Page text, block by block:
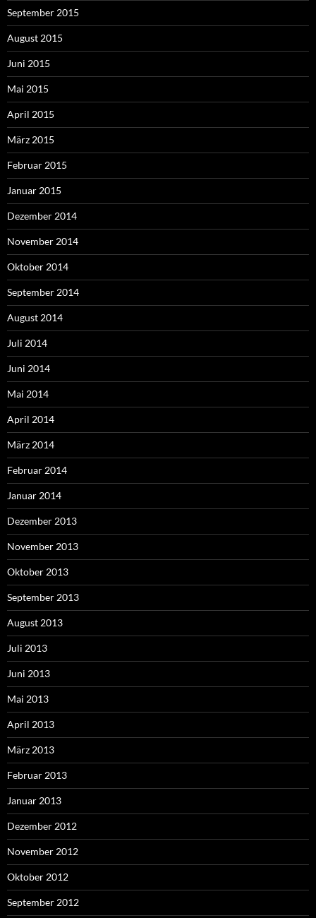
September 2015
August 2015
Juni 2015
Mai 2015
April 2015
März 2015
Februar 2015
Januar 2015
Dezember 2014
November 2014
Oktober 2014
September 2014
August 2014
Juli 2014
Juni 2014
Mai 2014
April 2014
März 2014
Februar 2014
Januar 2014
Dezember 2013
November 2013
Oktober 2013
September 2013
August 2013
Juli 2013
Juni 2013
Mai 2013
April 2013
März 2013
Februar 2013
Januar 2013
Dezember 2012
November 2012
Oktober 2012
September 2012